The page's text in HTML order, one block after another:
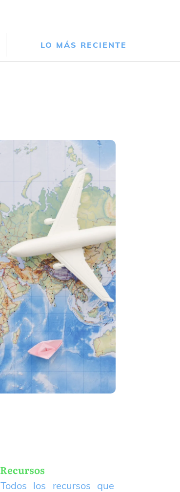
LO MÁS RECIENTE
Recursos
Todos los recursos que